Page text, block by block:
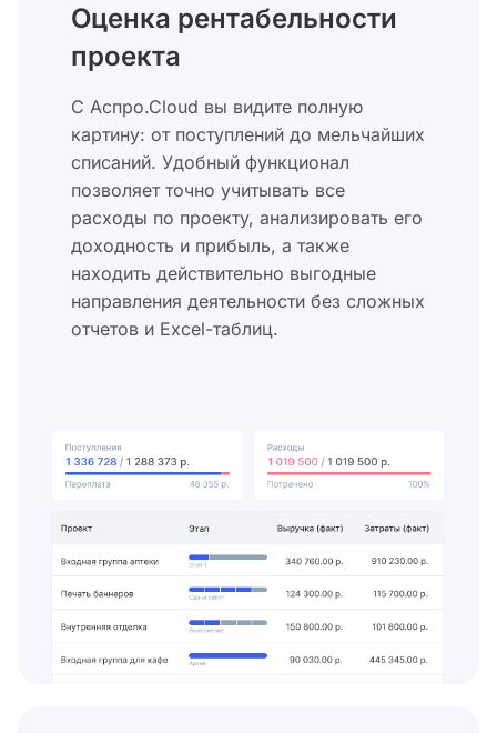
Оценка рентабельности
проекта
С Аспрo.Cloud вы видите полную
картину: от поступлений до мельчайших
списаний. Удобный функционал
позволяет точно учитывать все
расходы по проекту, анализировать его
доходность и прибыль, а также
находить действительно выгодные
направления деятельности без сложных
отчетов и Excel-таблиц.